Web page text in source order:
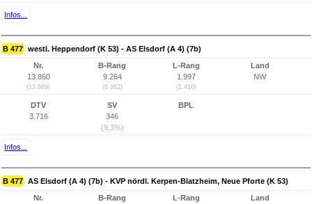
Infos...
B 477 westl. Heppendorf (K 53) - AS Elsdorf (A 4) (7b)
Nr.
13.860
(13.869)
B-Rang
9.264
(6.862)
L-Rang
1.997
(1.410)
Land
NW
DTV
3.716
SV
346
(9,3%)
BPL
Infos...
B 477 AS Elsdorf (A 4) (7b) - KVP nördl. Kerpen-Blatzheim, Neue Pforte (K 53)
Nr.
B-Rang
L-Rang
Land